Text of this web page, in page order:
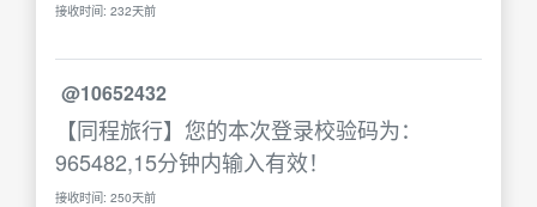
接收时间: 232天前
@10652432
【同程旅行】您的本次登录校验码为：
965482,15分钟内输入有效！
接收时间: 250天前